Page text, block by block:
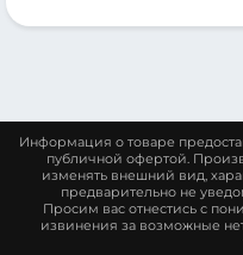
Информация о товаре
публичной офертой.
изменять внешний вид,
предварительно не
Просим вас отнестись с
извинения за возможные